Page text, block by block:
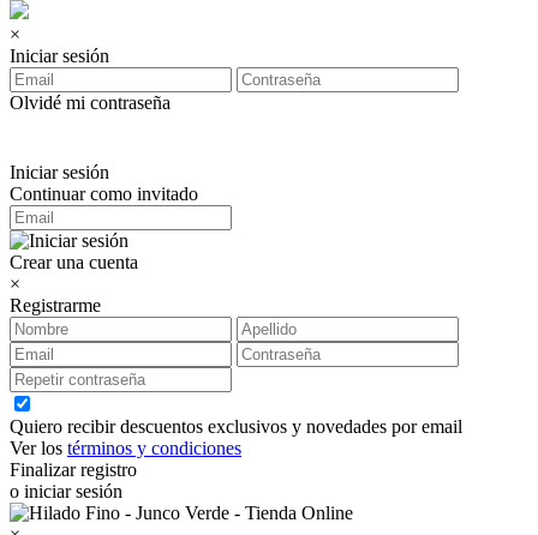
×
Iniciar sesión
Olvidé mi contraseña
Iniciar sesión
Continuar como invitado
Crear una cuenta
×
Registrarme
Quiero recibir descuentos exclusivos y novedades por email
Ver los términos y condiciones
Finalizar registro
o iniciar sesión